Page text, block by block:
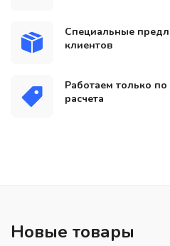
Специальные
клиентов
Работаем только
расчета
Новые товары